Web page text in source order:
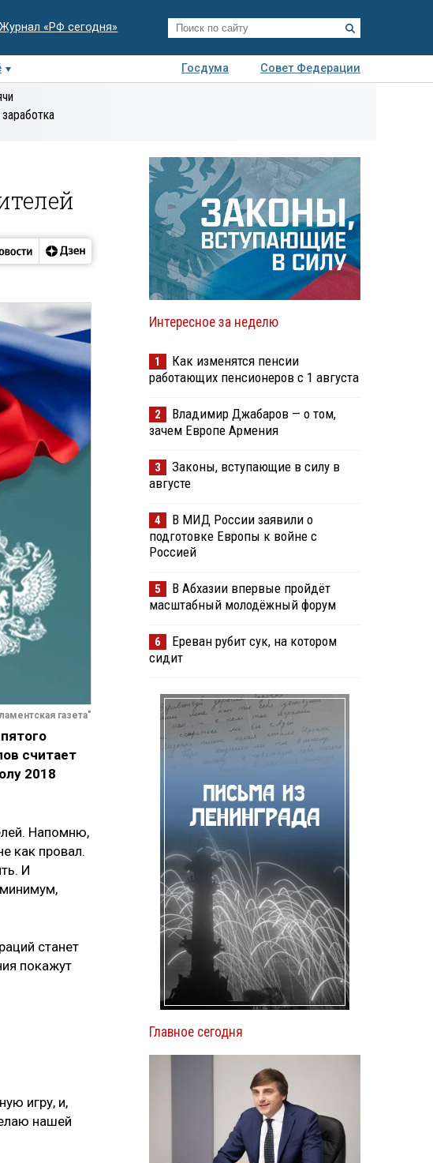
Журнал «РФ сегодня»
Госдума
Совет Федерации
газета"
считает
2018
Напомню,
как провал.
И
станет
покажут
игру, и,
нашей
Интересное за неделю
1
Как изменятся пенсии
работающих пенсионеров с 1 августа
2
Владимир Джабаров — о том,
зачем Европе Армения
3
Законы, вступающие в силу в
августе
4
В МИД России заявили о
подготовке Европы к войне с
Россией
5
В Абхазии впервые пройдёт
масштабный молодёжный форум
6
Ереван рубит сук, на котором
сидит
Главное сегодня